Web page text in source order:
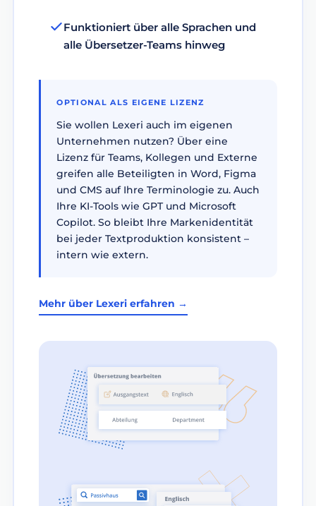
Funktioniert über alle Sprachen und
alle Übersetzer-Teams hinweg
OPTIONAL ALS EIGENE LIZENZ
Sie wollen Lexeri auch im eigenen
Unternehmen nutzen? Über eine
Lizenz für Teams, Kollegen und Externe
greifen alle Beteiligten in Word, Figma
und CMS auf Ihre Terminologie zu. Auch
Ihre KI-Tools wie GPT und Microsoft
Copilot. So bleibt Ihre Markenidentität
bei jeder Textproduktion konsistent –
intern wie extern.
Mehr über Lexeri erfahren →